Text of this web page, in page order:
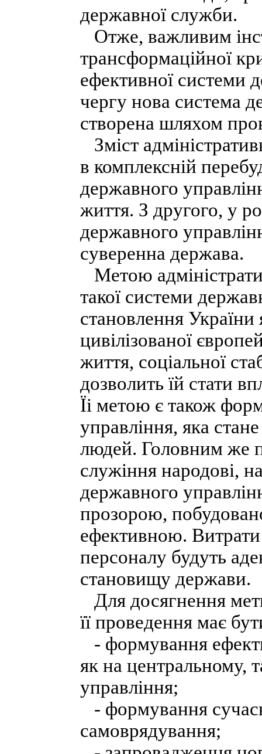
державної служби.
Отже, важливим
трансформаційної
ефективної системи
чергу нова система
створена шляхом
Зміст
в комплексній
державного
життя. З другого, у
державного
суверенна держава.
Метою
такої системи
становлення України
цивілізованої
життя, соціальної
дозволить їй стати
Їі метою є також
управління, яка
людей. Головним же
служіння народові,
державного
прозорою,
ефективною.
персоналу будуть
становищу держави.
Для досягнення
її проведення має
- формування
як на центральному,
управління;
- формування
самоврядування;